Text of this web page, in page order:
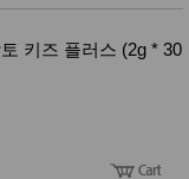
키즈 플러스 (2g * 30